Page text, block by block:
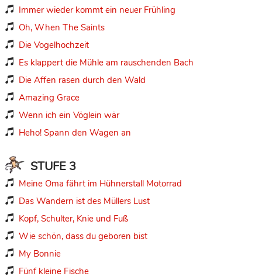
 Immer wieder kommt ein neuer Frühling
 Oh, When The Saints
 Die Vogelhochzeit
 Es klappert die Mühle am rauschenden Bach
 Die Affen rasen durch den Wald
 Amazing Grace
 Wenn ich ein Vöglein wär
 Heho! Spann den Wagen an
STUFE 3
 Meine Oma fährt im Hühnerstall Motorrad
 Das Wandern ist des Müllers Lust
 Kopf, Schulter, Knie und Fuß
 Wie schön, dass du geboren bist
 My Bonnie
 Fünf kleine Fische